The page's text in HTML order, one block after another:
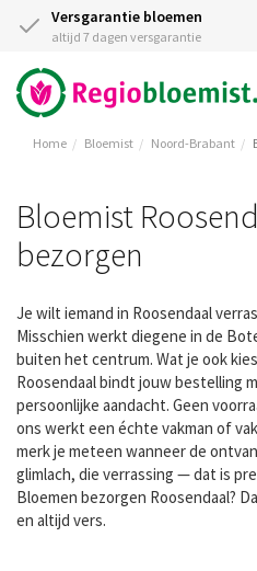
Versgarantie bloemen
altijd 7 dagen versgarantie
Home Bloemist Noord-Brabant
Bloemist
bezorgen
Je wilt iemand in Roosendaal
Misschien werkt diegene in de
buiten het centrum. Wat je ook
Roosendaal bindt jouw bestelling
persoonlijke aandacht. Geen
ons werkt een échte vakman of
merk je meteen wanneer de
glimlach, die verrassing — dat is
Bloemen bezorgen Roosendaal?
en altijd vers.